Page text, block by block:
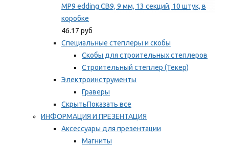
MP9 edding CB9, 9 мм, 13 секций, 10 штук, в
коробке
46.17 руб
Специальные степлеры и скобы
Скобы для строительных степлеров
Строительный степлер (Текер)
Электроинструменты
Граверы
СкрытьПоказать все
ИНФОРМАЦИЯ И ПРЕЗЕНТАЦИЯ
Аксессуары для презентации
Магниты